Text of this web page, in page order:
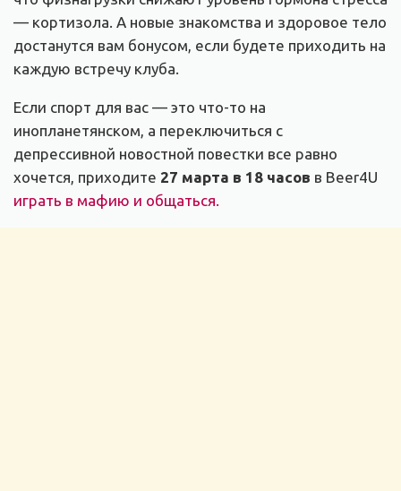
— кортизола. А новые знакомства и здоровое тело
достанутся вам бонусом, если будете приходить на
каждую встречу клуба.
Если спорт для вас — это что-то на
инопланетянском, а переключиться с
депрессивной новостной повестки все равно
хочется, приходите 27 марта в 18 часов в Beer4U
играть в мафию и общаться.